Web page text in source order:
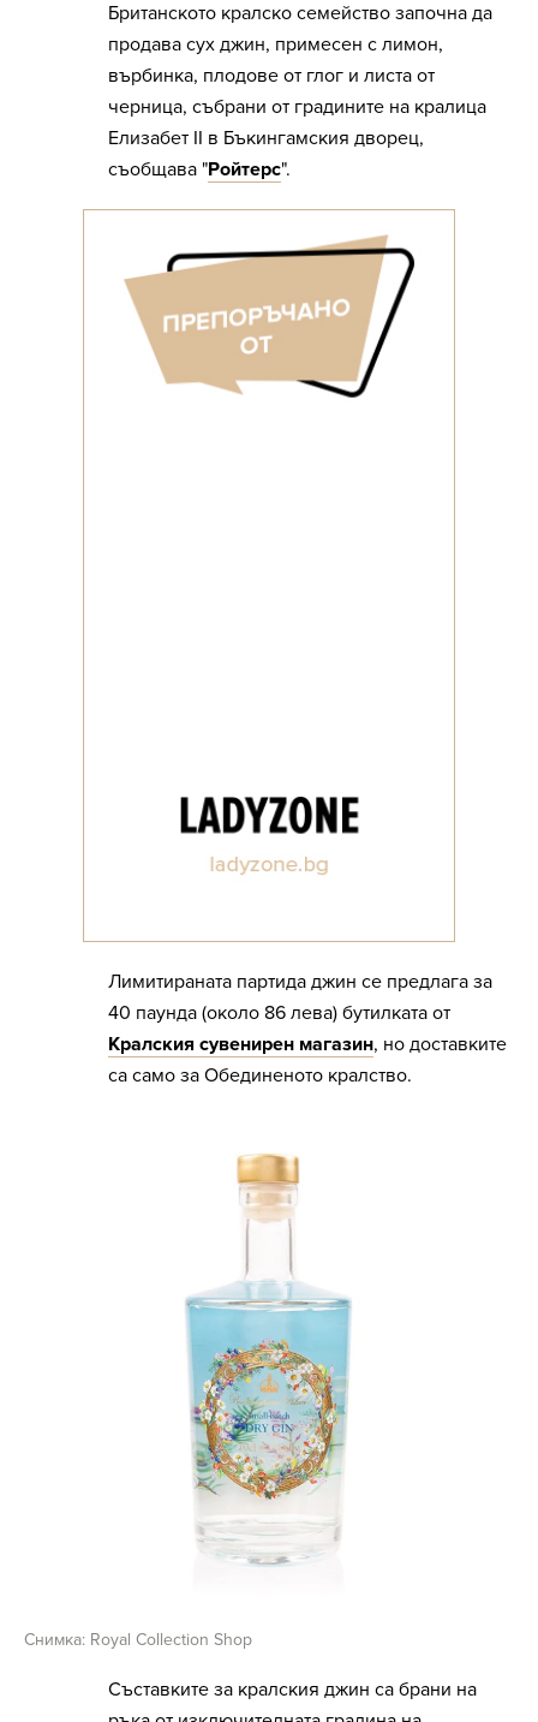
Британското кралско семейство започна да
продава сух джин, примесен с лимон,
върбинка, плодове от глог и листа от
черница, събрани от градините на кралица
Елизабет II в Бъкингамския дворец,
съобщава "Ройтерс".
Лимитираната партида джин се предлага за
40 паунда (около 86 лева) бутилката от
Кралския сувенирен магазин, но доставките
са само за Обединеното кралство.
Снимка: Royal Collection Shop
Съставките за кралския джин са брани на